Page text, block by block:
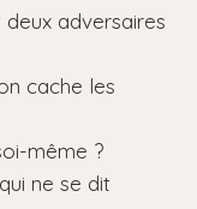
adversaires
cache les
même ?
ne se dit